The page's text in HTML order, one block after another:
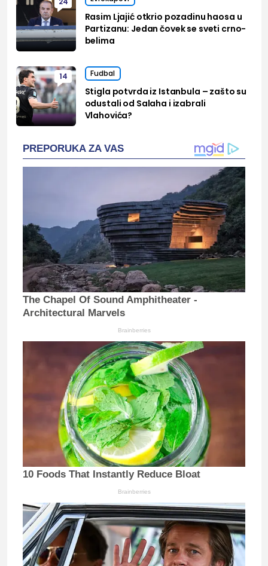
Rasim Ljajić otkrio pozadinu haosa u
Partizanu: Jedan čovek se sveti crno-
belima
14 Fudbal
Stigla potvrda iz Istanbula – zašto su
odustali od Salaha i izabrali
Vlahovića?
PREPORUKA ZA VAS
The Chapel Of Sound Amphitheater -
Architectural Marvels
Brainberries
10 Foods That Instantly Reduce Bloat
Brainberries